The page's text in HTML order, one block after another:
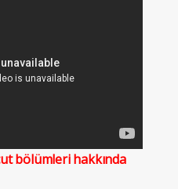
bölümleri hakkında